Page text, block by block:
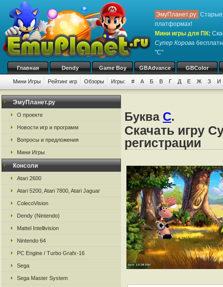
ЭмуПланет.ру: Старые
платформах!
Мини игры для ПК:
Супер Корова
"С"
Главная Dendy Game Boy GBAdvance GBColor
Мини Игры Рейтинг игр Обзоры Игры: # А Б В Г Д Е Ж З И
ЭмуПланет.ру
О проекте
Новости игр и программ
Вопросы и предложения
Мини Игры
Консоли
Atari 2600
Atari 5200, Atari 7800, Atari Jaguar
ColecoVision
Dendy (Nintendo)
Mattel Intellivision
Nintendo 64
PC Engine / Turbo Grafx-16
Sega
Sega Master System
Буква С.
Скачать игру
регистрации